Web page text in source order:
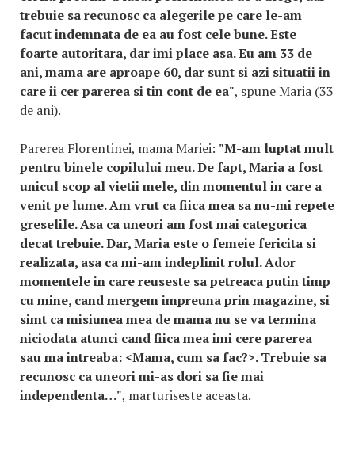
trebuie sa recunosc ca alegerile pe care le-am
facut indemnata de ea au fost cele bune. Este
foarte autoritara, dar imi place asa. Eu am 33 de
ani, mama are aproape 60, dar sunt si azi situatii in
care ii cer parerea si tin cont de ea", spune Maria (33
de ani).
Parerea Florentinei, mama Mariei: "M-am luptat mult
pentru binele copilului meu. De fapt, Maria a fost
unicul scop al vietii mele, din momentul in care a
venit pe lume. Am vrut ca fiica mea sa nu-mi repete
greselile. Asa ca uneori am fost mai categorica
decat trebuie. Dar, Maria este o femeie fericita si
realizata, asa ca mi-am indeplinit rolul. Ador
momentele in care reuseste sa petreaca putin timp
cu mine, cand mergem impreuna prin magazine, si
simt ca misiunea mea de mama nu se va termina
niciodata atunci cand fiica mea imi cere parerea
sau ma intreaba: <Mama, cum sa fac?>. Trebuie sa
recunosc ca uneori mi-as dori sa fie mai
independenta…", marturiseste aceasta.